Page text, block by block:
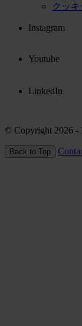
クッ
Instagram
Youtube
LinkedIn
© Copyright 2026 -
Back to Top